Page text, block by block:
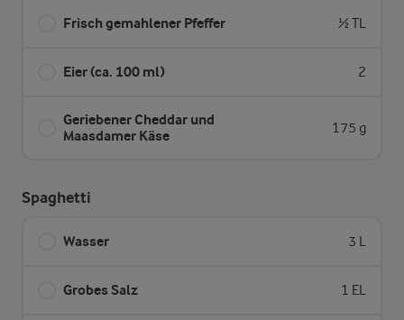
Frisch gemahlener Pfeffer ½ TL
Eier (ca. 100 ml) 2
Geriebener Cheddar und
Maasdamer Käse
175 g
Spaghetti
Wasser 3 L
Grobes Salz 1 EL